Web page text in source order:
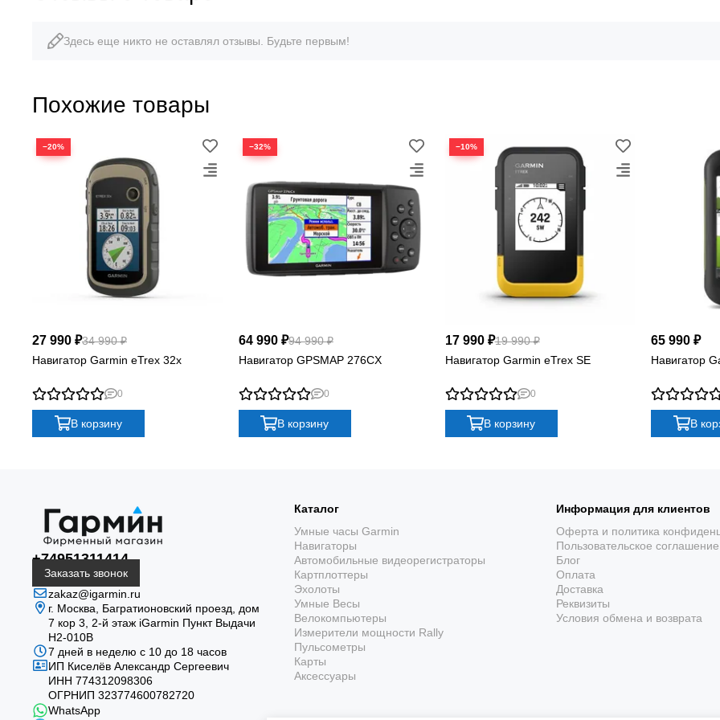
НАВИГАЦИЯ · КАРТЫ · МАРШРУТ
Garmin GPSMAP 66s:
меньше зависимости от
Трансфлективный экран читается на солнце, физические клавиши
Дисплей 3″
Трансфлективный цветной экран 240 × 400
пикселей остаётся читаемым на солнце.
GPS, GLONASS и Galileo
Несколько спутниковых систем помогают
Здесь еще никто не оставлял отзывы. Будьте первым!
Похожие товары
−20%
27 990 ₽34 990 ₽
Навигатор Garmin eTrex 32x
0
В корзину
−32%
64 990 ₽94 990 ₽
Навигатор GPSMAP 276CX
0
В корзину
−10%
17 990 ₽19 990 ₽
Навигатор Garmin eTrex SE
0
В корзину
65 990 ₽
Навигатор
В
+74951311414
Заказать звонок
zakaz@igarmin.ru
г. Москва, Багратионовский проезд, дом
7 кор 3, 2-й этаж iGarmin Пункт Выдачи
Н2-010В
7 дней в неделю с 10 до 18 часов
ИП Киселёв Александр Сергеевич
ИНН 774312098306
ОГРНИП 323774600782720
WhatsApp
Каталог
Умные часы Garmin
Навигаторы
Автомобильные видеорегистраторы
Картплоттеры
Эхолоты
Умные Весы
Велокомпьютеры
Измерители мощности Rally
Пульсометры
Карты
Аксессуары
Информация для клиентов
Оферта и политика
Пользовательское соглашение
Блог
Оплата
Доставка
Реквизиты
Условия обмена и возврата